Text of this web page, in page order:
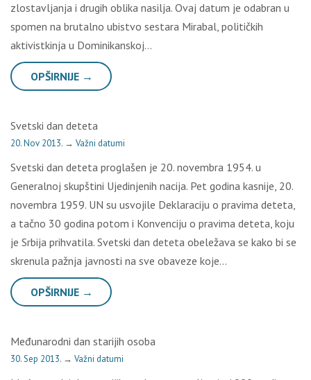
zlostavljanja i drugih oblika nasilja. Ovaj datum je odabran u
spomen na brutalno ubistvo sestara Mirabal, političkih
aktivistkinja u Dominikanskoj…
OPŠIRNIJE →
Svetski dan deteta
20. Nov 2013. → Važni datumi
Svetski dan deteta proglašen je 20. novembra 1954. u
Generalnoj skupštini Ujedinjenih nacija. Pet godina kasnije, 20.
novembra 1959. UN su usvojile Deklaraciju o pravima deteta,
a tačno 30 godina potom i Konvenciju o pravima deteta, koju
je Srbija prihvatila. Svetski dan deteta obeležava se kako bi se
skrenula pažnja javnosti na sve obaveze koje…
OPŠIRNIJE →
Međunarodni dan starijih osoba
30. Sep 2013. → Važni datumi